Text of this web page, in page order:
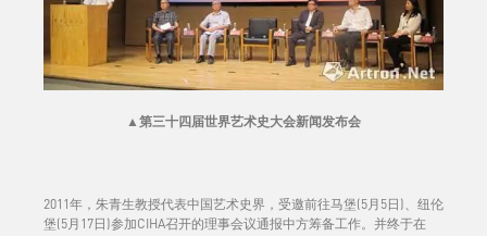
▲ 第三十四届世界艺术史大会新闻发布会
2011年，朱青生教授代表中国艺术史界，受邀前往马堡(5月5日)、纽伦
堡(5月17日)参加CIHA召开的理事会议通报中方筹备工作。并终于在